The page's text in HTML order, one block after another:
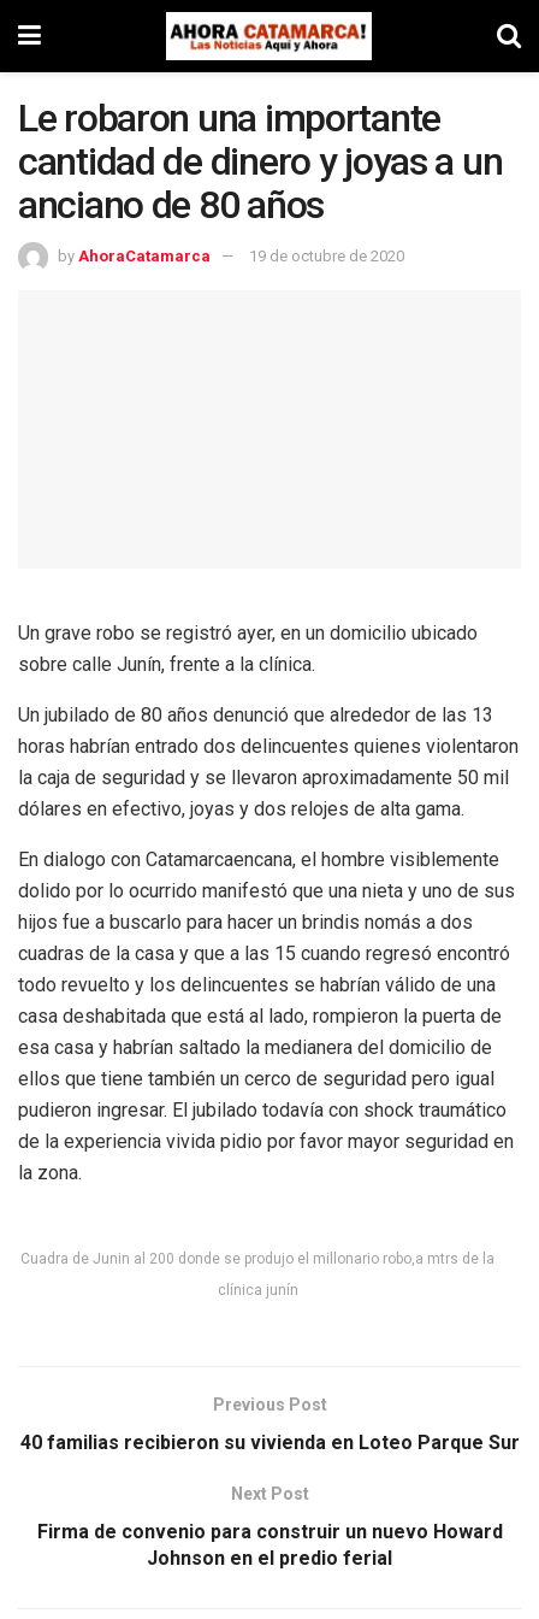
Le robaron una importante
cantidad de dinero y joyas a un
anciano de 80 años
by AhoraCatamarca 19 de octubre de 2020
Un grave robo se registró ayer, en un domicilio ubicado
sobre calle Junín, frente a la clínica.
Un jubilado de 80 años denunció que alrededor de las 13
horas habrían entrado dos delincuentes quienes violentaron
la caja de seguridad y se llevaron aproximadamente 50 mil
dólares en efectivo, joyas y dos relojes de alta gama.
En dialogo con Catamarcaencana, el hombre visiblemente
dolido por lo ocurrido manifestó que una nieta y uno de sus
hijos fue a buscarlo para hacer un brindis nomás a dos
cuadras de la casa y que a las 15 cuando regresó encontró
todo revuelto y los delincuentes se habrían válido de una
casa deshabitada que está al lado, rompieron la puerta de
esa casa y habrían saltado la medianera del domicilio de
ellos que tiene también un cerco de seguridad pero igual
pudieron ingresar. El jubilado todavía con shock traumático
de la experiencia vivida pidio por favor mayor seguridad en
la zona.
Cuadra de Junin al 200 donde se produjo el millonario robo,a mtrs de la
clínica junín
Previous Post
40 familias recibieron su vivienda en Loteo Parque Sur
Next Post
Firma de convenio para construir un nuevo Howard
Johnson en el predio ferial